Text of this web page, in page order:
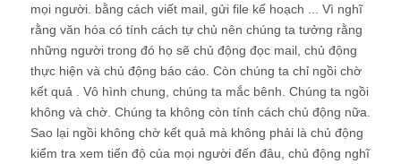
mọi người. bằng cách viết mail, gửi file kế hoạch ... Vì nghĩ
rằng văn hóa có tính cách tự chủ nên chúng ta tưởng rằng
những người trong đó họ sẽ chủ động đọc mail, chủ động
thực hiện và chủ động báo cáo. Còn chúng ta chỉ ngồi chờ
kết quả . Vô hình chung, chúng ta mắc bênh. Chúng ta ngồi
không và chờ. Chúng ta không còn tính cách chủ động nữa.
Sao lại ngồi không chờ kết quả mà không phải là chủ động
kiểm tra xem tiến độ của mọi người đến đâu, chủ động nghĩ